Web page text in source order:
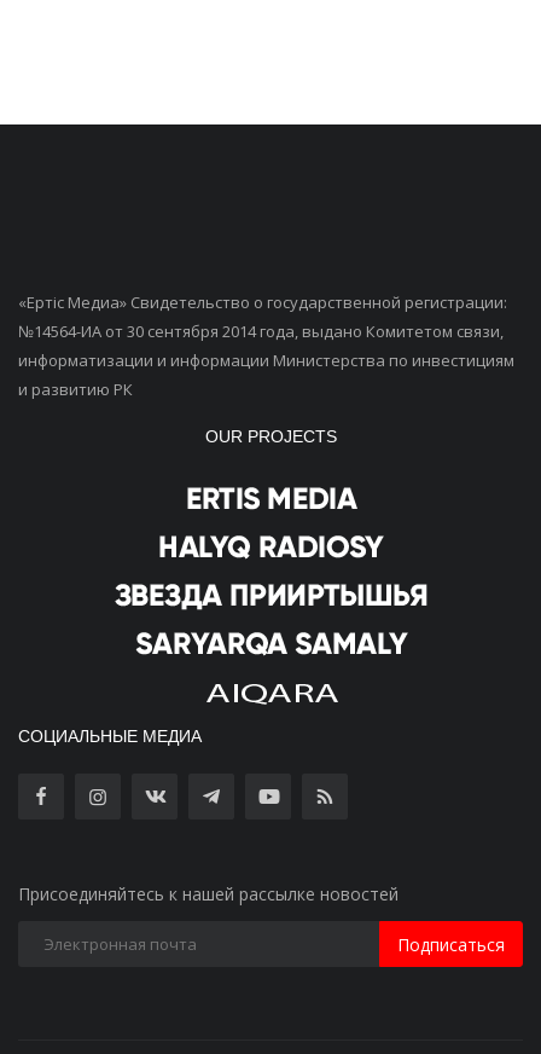
«Ертiс Медиа» Свидетельство о государственной регистрации:
№14564-ИА от 30 сентября 2014 года, выдано Комитетом связи,
информатизации и информации Министерства по инвестициям
и развитию РК
OUR PROJECTS
СОЦИАЛЬНЫЕ МЕДИА
Присоединяйтесь к нашей рассылке новостей
Подписаться